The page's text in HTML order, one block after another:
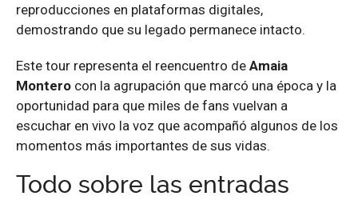
reproducciones en plataformas digitales,
demostrando que su legado permanece intacto.
Este tour representa el reencuentro de Amaia
Montero con la agrupación que marcó una época y la
oportunidad para que miles de fans vuelvan a
escuchar en vivo la voz que acompañó algunos de los
momentos más importantes de sus vidas.
Todo sobre las entradas